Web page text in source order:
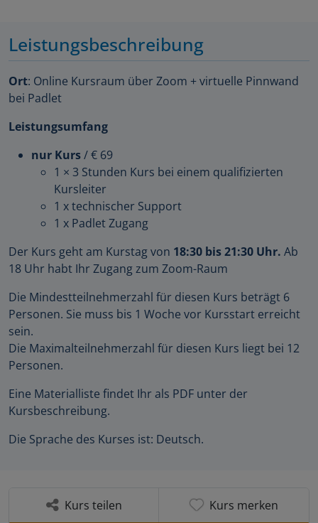
Leistungsbeschreibung
Ort: Online Kursraum über Zoom + virtuelle Pinnwand
bei Padlet
Leistungsumfang
nur Kurs/ € 69
1 × 3 Stunden Kurs bei einem qualifizierten
Kursleiter
1 x technischer Support
1 x Padlet Zugang
Der Kurs geht am Kurstag von 18:30 bis 21:30 Uhr. Ab
18 Uhr habt Ihr Zugang zum Zoom-Raum
Die Mindestteilnehmerzahl für diesen Kurs beträgt 6
Personen. Sie muss bis 1 Woche vor Kursstart erreicht
sein.
Die Maximalteilnehmerzahl für diesen Kurs liegt bei 12
Personen.
Eine Materialliste findet Ihr als PDF unter der
Kursbeschreibung.
Die Sprache des Kurses ist: Deutsch.
Kurs teilen Kurs merken